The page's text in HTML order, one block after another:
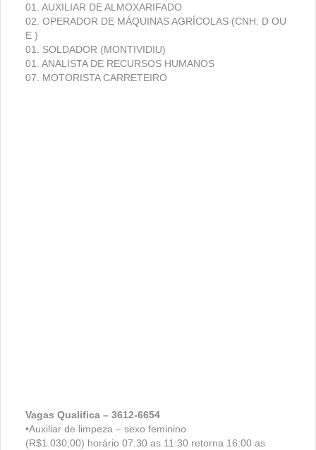
01. AUXILIAR DE ALMOXARIFADO
02. OPERADOR DE MÁQUINAS AGRÍCOLAS (CNH: D OU
E )
01. SOLDADOR (MONTIVIDIU)
01. ANALISTA DE RECURSOS HUMANOS
07. MOTORISTA CARRETEIRO
Vagas Qualifica – 3612-6654
•Auxiliar de limpeza – sexo feminino
(R$1.030,00) horário 07:30 as 11:30 retorna 16:00 as